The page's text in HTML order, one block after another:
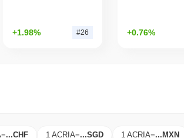
+1.98% #26 +0.76%
=...CHF 1 ACRIA=...SGD 1 ACRIA=...MXN